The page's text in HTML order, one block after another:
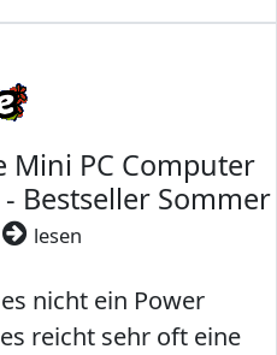
Mini PC Computer
Bestseller Sommer
lesen
nicht ein Power
reicht sehr oft eine